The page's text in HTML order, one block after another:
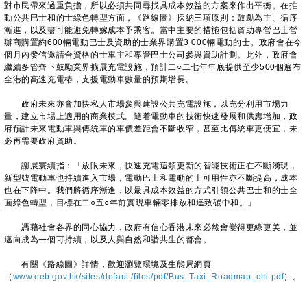
對市民帶來過重負擔，所以必須共同尋找具成本效益的方案來作出平衡。在推
動公共巴士和的士綠色轉型方面，《路線圖》採納三項原則：鼓勵為主、循序
漸進，以及盡可能避免轉嫁成本予乘客。當中主要的措施包括資助專營巴士營
辦商購置約600輛電動巴士及資助的士業界購置3 000輛電動的士。政府會在今
個月內發信邀請合資格的士車主和專營巴士公司參與資助計劃。此外，政府會
繼續多管齊下鼓勵業界擴展充電設施，預計二○二七年年底提供至少500個遍布
全港的高速充電樁，支援電動車數量的預期增長。
政府未來亦會加快私人市場參與建設公共充電設施，以充分利用市場力
量，建立市場上適用的商業模式。隨着電動車的技術快速發展和供應增加，政
府預計未來電動車與傳統車的車價差距會不斷收窄，甚至比傳統車更便宜，未
必再需要政府資助。
謝展寰續指：「放眼未來，快速充電這類更新的智能技術正在不斷湧現，
新型號電動車也持續進入市場，電動巴士和電動的士可用性亦不斷提高，成本
也在下降中。我們將循序漸進，以最具成本效益的方式引領公共巴士和的士全
面綠色轉型，目標在二○五○年前實現車輛零排放和達致碳中和。」
憑藉社會各界的同心協力，政府有信心香港未來必然會變得更綠更美，並
邁向成為一個可持續，以及人與自然和諧共生的都會。
有關《路線圖》詳情，歡迎瀏覽環境及生態局網頁
（ www.eeb.gov.hk/sites/default/files/pdf/Bus_Taxi_Roadmap_chi.pdf）。